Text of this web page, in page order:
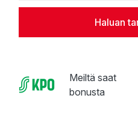
Haluan
Meiltä saat
bonusta